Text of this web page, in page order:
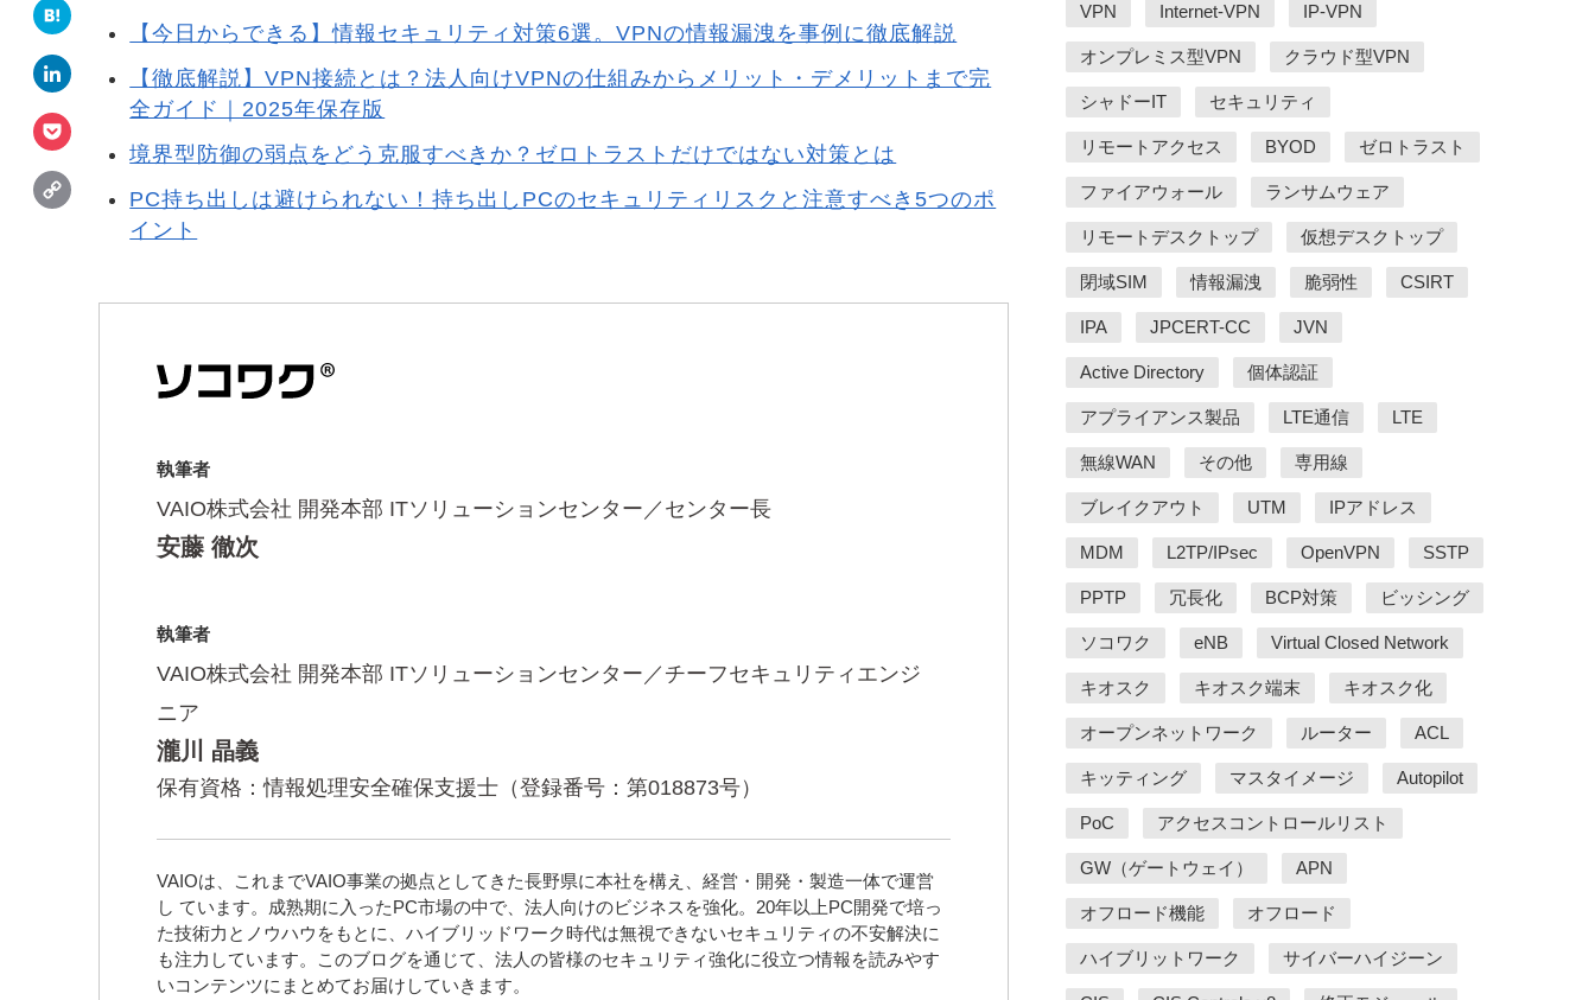
【今日からできる】情報セキュリティ対策6選。VPNの情報漏洩を事例に徹底解説
【徹底解説】VPN接続とは？法人向けVPNの仕組みからメリット・デメリットまで完
全ガイド｜2025年保存版
境界型防御の弱点をどう克服すべきか？ゼロトラストだけではない対策とは
PC持ち出しは避けられない！持ち出しPCのセキュリティリスクと注意すべき5つのポ
イント
執筆者
VAIO株式会社 開発本部 ITソリューションセンター／センター長
安藤 徹次
執筆者
VAIO株式会社 開発本部 ITソリューションセンター／チーフセキュリティエンジ
ニア
瀧川 晶義
保有資格：情報処理安全確保支援士（登録番号：第018873号）
VAIOは、これまでVAIO事業の拠点としてきた長野県に本社を構え、経営・開発・製造一体で運営
し ています。成熟期に入ったPC市場の中で、法人向けのビジネスを強化。20年以上PC開発で培っ
た技術力とノウハウをもとに、ハイブリッドワーク時代は無視できないセキュリティの不安解決に
も注力しています。このブログを通じて、法人の皆様のセキュリティ強化に役立つ情報を読みやす
いコンテンツにまとめてお届けしていきます。
VPN Internet-VPN IP-VPN
オンプレミス型VPN クラウド型VPN
シャドーIT セキュリティ
リモートアクセス BYOD ゼロトラスト
ファイアウォール ランサムウェア
リモートデスクトップ 仮想デスクトップ
閉域SIM 情報漏洩 脆弱性 CSIRT
IPA JPCERT-CC JVN
Active Directory 個体認証
アプライアンス製品 LTE通信 LTE
無線WAN その他 専用線
ブレイクアウト UTM IPアドレス
MDM L2TP/IPsec OpenVPN SSTP
PPTP 冗長化 BCP対策 ビッシング
ソコワク eNB Virtual Closed Network
キオスク キオスク端末 キオスク化
オープンネットワーク ルーター ACL
キッティング マスタイメージ Autopilot
PoC アクセスコントロールリスト
GW（ゲートウェイ） APN
オフロード機能 オフロード
ハイブリットワーク サイバーハイジーン